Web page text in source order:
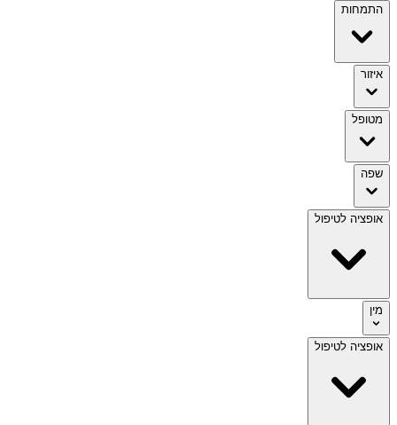
התמחות
איזור
מטופל
שפה
אופציה לטיפול
מין
אופציה לטיפול